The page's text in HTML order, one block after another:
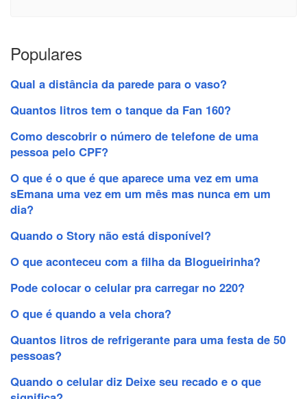
Populares
Qual a distância da parede para o vaso?
Quantos litros tem o tanque da Fan 160?
Como descobrir o número de telefone de uma
pessoa pelo CPF?
O que é o que é que aparece uma vez em uma
sEmana uma vez em um mês mas nunca em um
dia?
Quando o Story não está disponível?
O que aconteceu com a filha da Blogueirinha?
Pode colocar o celular pra carregar no 220?
O que é quando a vela chora?
Quantos litros de refrigerante para uma festa de 50
pessoas?
Quando o celular diz Deixe seu recado e o que